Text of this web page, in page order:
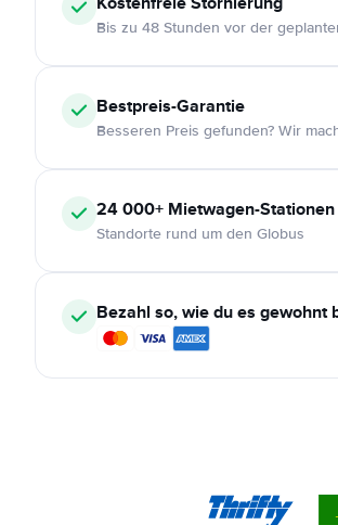
Bis zu 48 Stunden vor der
Bestpreis-Garantie
Besseren Preis gefunden? Wir
24 000+ Mietwagen-Stationen
Standorte rund um den Globus
Bezahl so, wie du es gewohnt